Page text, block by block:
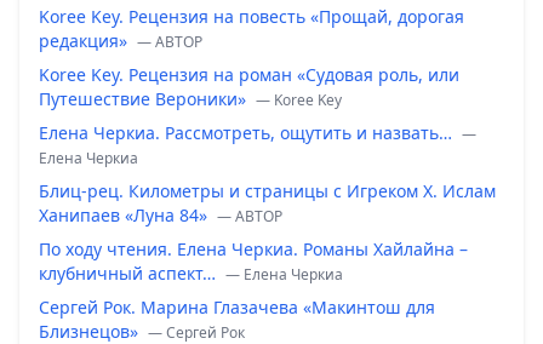
Koree Key. Рецензия на повесть «Прощай, дорогая
редакция» — ABTOP
Koree Key. Рецензия на роман «Судовая роль, или
Путешествие Вероники» — Koree Key
Елена Черкиа. Рассмотреть, ощутить и назвать… —
Елена Черкиа
Блиц-рец. Километры и страницы с Игреком Х. Ислам
Ханипаев «Луна 84» — ABTOP
По ходу чтения. Елена Черкиа. Романы Хайлайна –
клубничный аспект… — Елена Черкиа
Сергей Рок. Марина Глазачева «Макинтош для
Близнецов» — Сергей Рок